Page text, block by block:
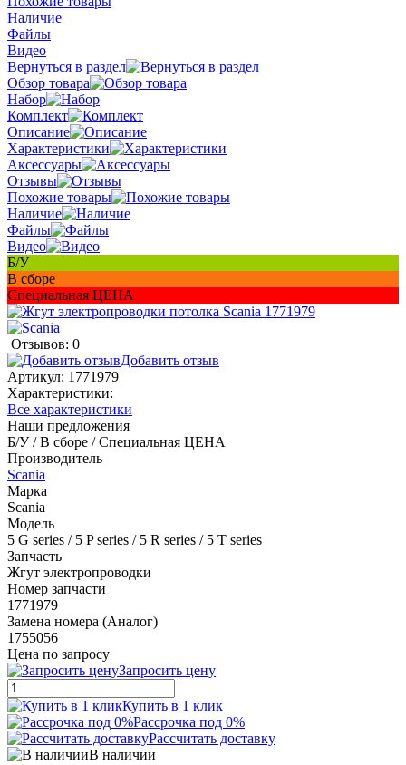
Наличие
Файлы
Видео
Вернуться в раздел
Обзор товара
Набор
Комплект
Описание
Характеристики
Аксессуары
Отзывы
Похожие товары
Наличие
Файлы
Видео
Б/У
В сборе
Специальная ЦЕНА
Отзывов: 0
Добавить отзыв
Артикул: 1771979
Характеристики:
Все характеристики
Наши предложения
Б/У / В сборе / Специальная ЦЕНА
Производитель
Scania
Марка
Scania
Модель
5 G series / 5 P series / 5 R series / 5 T series
Запчасть
Жгут электропроводки
Номер запчасти
1771979
Замена номера (Аналог)
1755056
Цена по запросу
Запросить цену
Купить в 1 клик
Рассрочка под 0%
Рассчитать доставку
В наличии